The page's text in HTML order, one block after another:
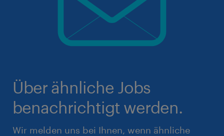
Über ähnliche Jobs
benachrichtigt werden.
Wir melden uns bei Ihnen, wenn ähnliche